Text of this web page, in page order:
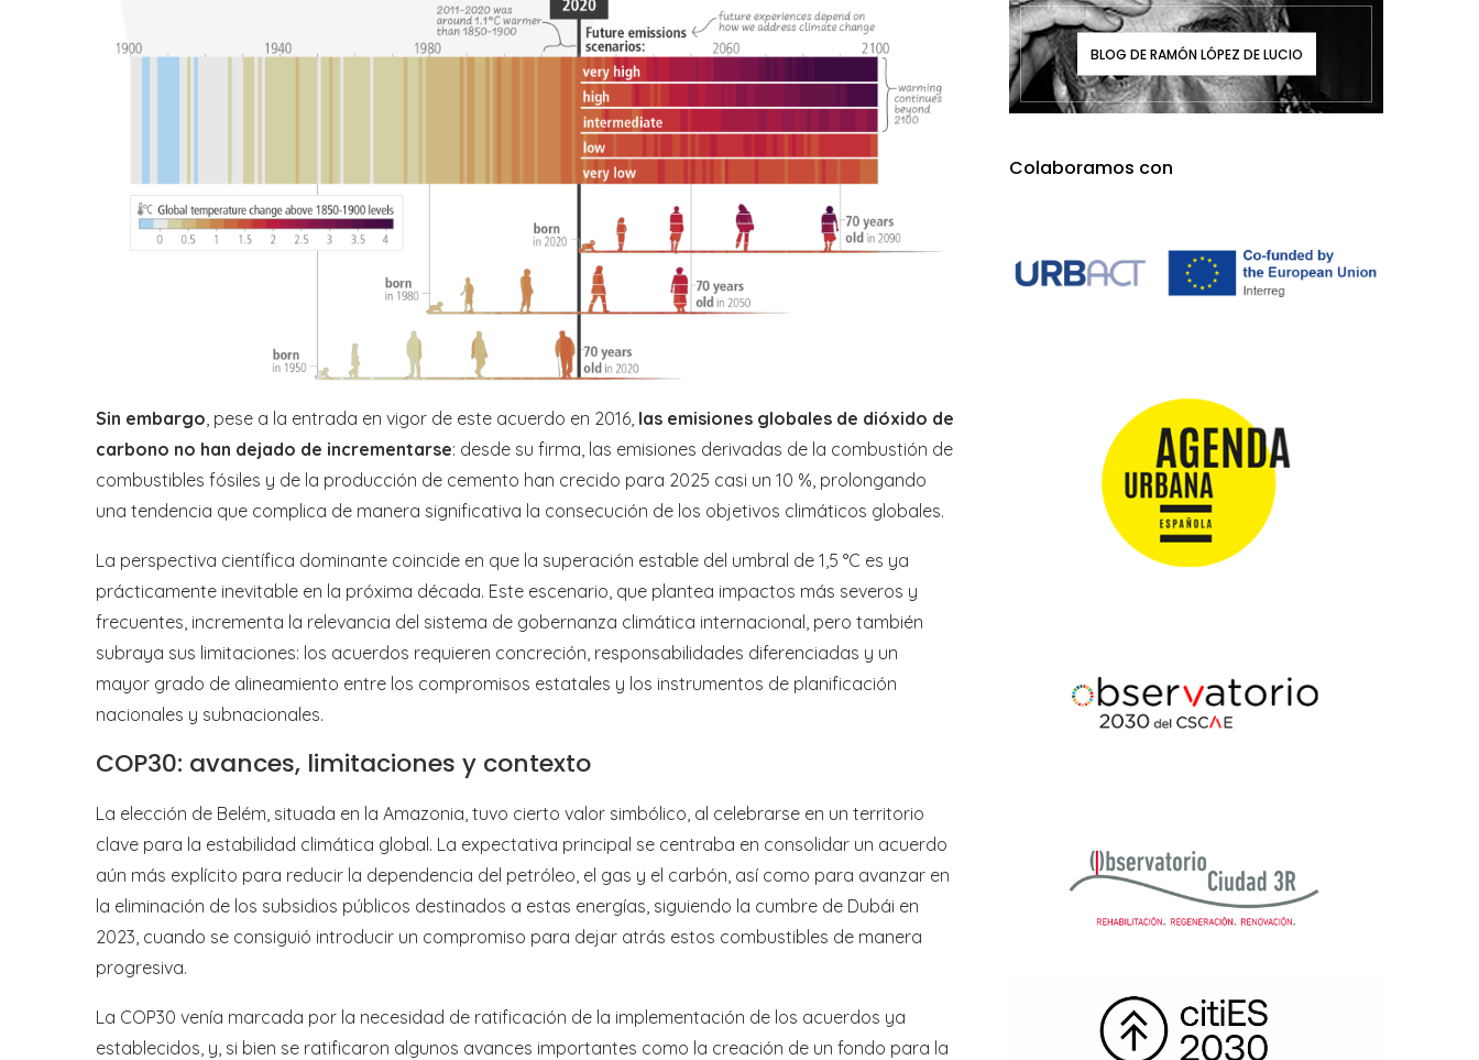
Sin embargo , pese a la entrada en vigor de este acuerdo en 2016, las emisiones globales de dióxido de
carbono no han dejado de incrementarse: desde su firma, las emisiones derivadas de la combustión de
combustibles fósiles y de la producción de cemento han crecido para 2025 casi un 10 %, prolongando
una tendencia que complica de manera significativa la consecución de los objetivos climáticos globales.
La perspectiva científica dominante coincide en que la superación estable del umbral de 1,5 °C es ya
prácticamente inevitable en la próxima década. Este escenario, que plantea impactos más severos y
frecuentes, incrementa la relevancia del sistema de gobernanza climática internacional, pero también
subraya sus limitaciones: los acuerdos requieren concreción, responsabilidades diferenciadas y un
mayor grado de alineamiento entre los compromisos estatales y los instrumentos de planificación
nacionales y subnacionales.
COP30: avances, limitaciones y contexto
La elección de Belém, situada en la Amazonia, tuvo cierto valor simbólico, al celebrarse en un territorio
clave para la estabilidad climática global. La expectativa principal se centraba en consolidar un acuerdo
aún más explícito para reducir la dependencia del petróleo, el gas y el carbón, así como para avanzar en
la eliminación de los subsidios públicos destinados a estas energías, siguiendo la cumbre de Dubái en
2023, cuando se consiguió introducir un compromiso para dejar atrás estos combustibles de manera
progresiva.
La COP30 venía marcada por la necesidad de ratificación de la implementación de los acuerdos ya
establecidos, y, si bien se ratificaron algunos avances importantes como la creación de un fondo para la
BLOG DE RAMÓN LÓPEZ DE LUCIO
Colaboramos con